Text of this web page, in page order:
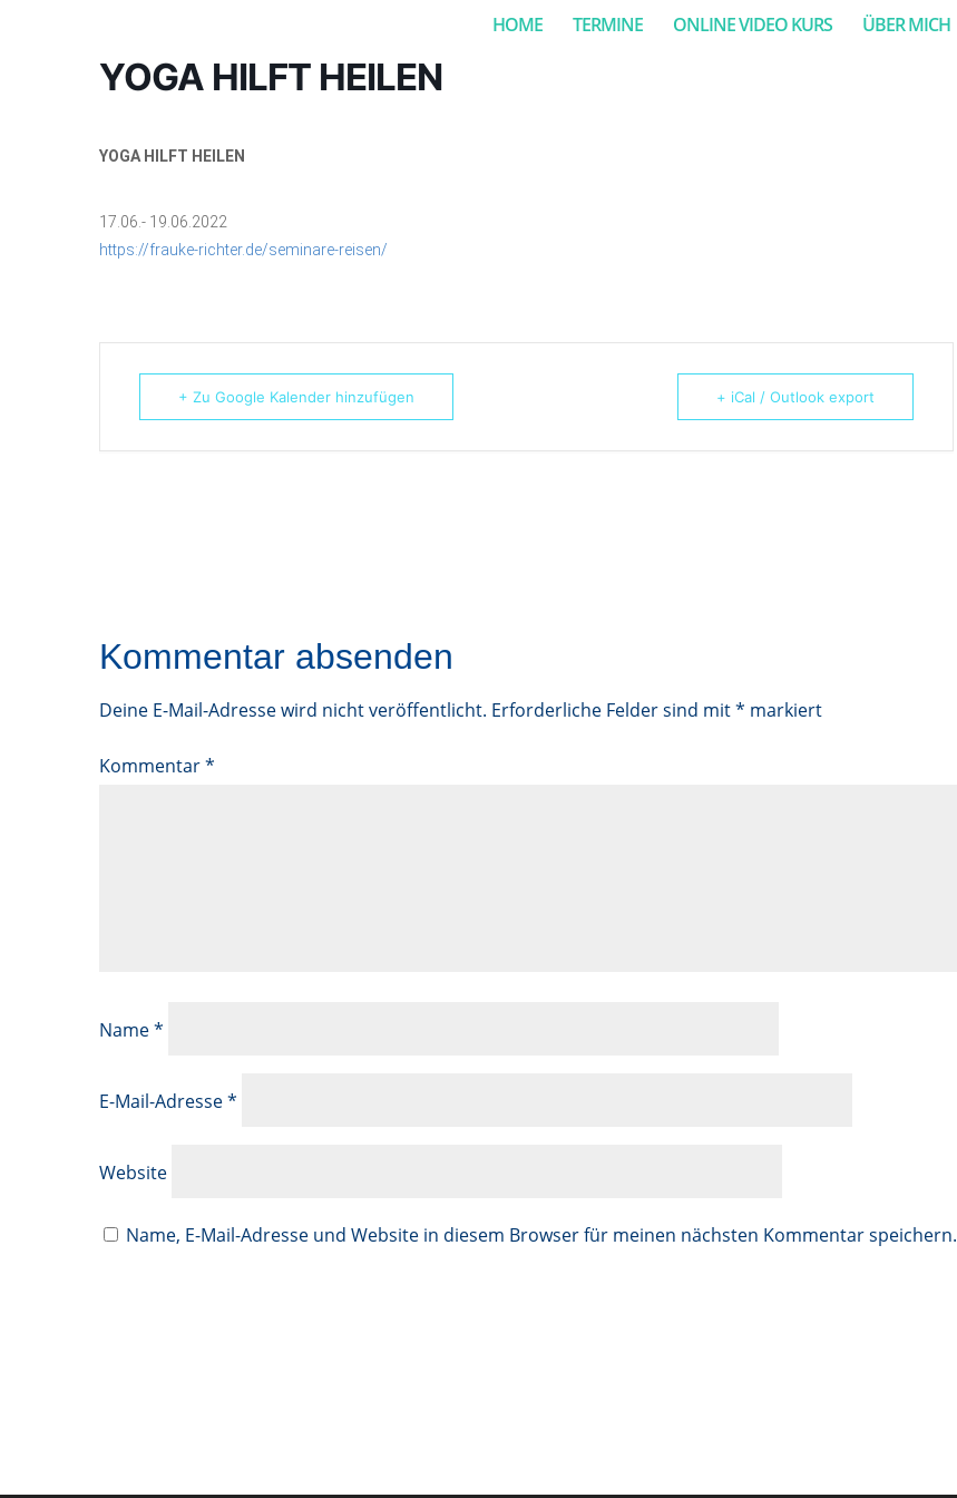
HOME TERMINE ONLINE VIDEO KURS ÜBER MICH
YOGA HILFT HEILEN
YOGA HILFT HEILEN
17.06.- 19.06.2022
https://frauke-richter.de/seminare-reisen/
+ Zu Google Kalender hinzufügen + iCal / Outlook export
Kommentar absenden
Deine E-Mail-Adresse wird nicht veröffentlicht. Erforderliche Felder sind mit* markiert
Kommentar*
Name*
E-Mail-Adresse*
Website
Name, E-Mail-Adresse und Website in diesem Browser für meinen nächsten Kommentar speichern.